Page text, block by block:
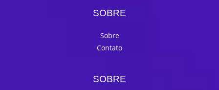
SOBRE
Sobre
Contato
SOBRE